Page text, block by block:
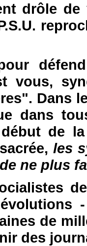
drôle
vous,
Dans
dans
de
les
ne plus
de
des